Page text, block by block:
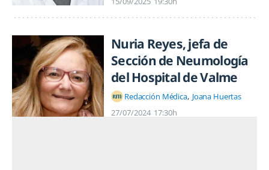
Nuria Reyes, jefa de
Sección de Neumología
del Hospital de Valme
Redacción Médica Joana Huertas
27/07/2024 17:30h